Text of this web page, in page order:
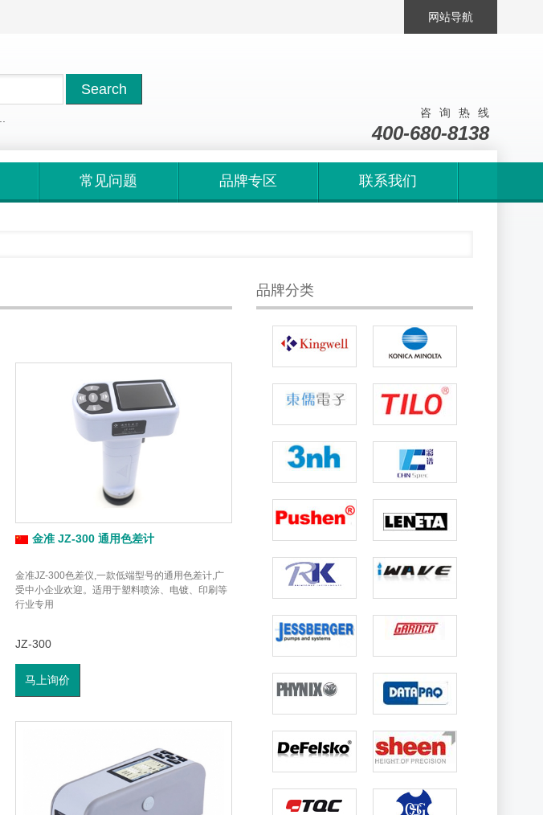
网站导航
咨询热线
400-680-8138
常见问题 品牌专区 联系我们
金准 JZ-300 通用色差计
金准JZ-300色差仪,一款低端型号的通用色差计,广
受中小企业欢迎。适用于塑料喷涂、电镀、印刷等
行业专用
JZ-300
马上询价
品牌分类